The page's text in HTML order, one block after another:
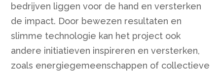
bedrijven liggen voor de hand en versterken
de impact. Door bewezen resultaten en
slimme technologie kan het project ook
andere initiatieven inspireren en versterken,
zoals energiegemeenschappen of collectieve